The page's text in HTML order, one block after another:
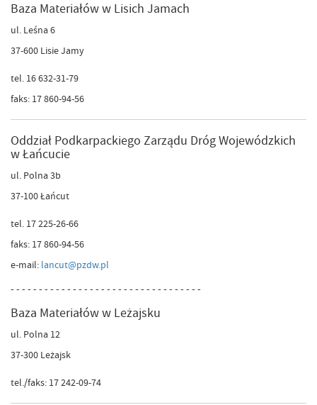
Baza Materiałów w Lisich Jamach
ul. Leśna 6
37-600 Lisie Jamy
tel. 16 632-31-79
faks: 17 860-94-56
Oddział Podkarpackiego Zarządu Dróg Wojewódzkich
w Łańcucie
ul. Polna 3b
37-100 Łańcut
tel. 17 225-26-66
faks: 17 860-94-56
e-mail: lancut@pzdw.pl
- - - - - - - - - - - - - - - - - - - - - - - - - - - - - - - - - -
Baza Materiałów w Leżajsku
ul. Polna 12
37-300 Leżajsk
tel./faks: 17 242-09-74